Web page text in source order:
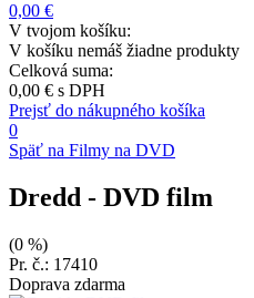
0,00 €
V tvojom košíku:
V košíku nemáš žiadne produkty
Celková suma:
0,00 € s DPH
Prejsť do nákupného košíka
0
Späť na Filmy na DVD
Dredd - DVD film
(0 %)
Pr. č.: 17410
Doprava zdarma